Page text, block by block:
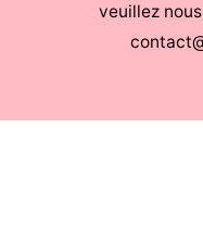
veuillez